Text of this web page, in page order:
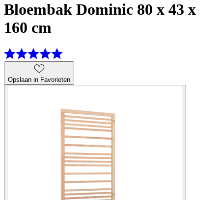
Bloembak Dominic 80 x 43 x
160 cm
Opslaan in Favorieten